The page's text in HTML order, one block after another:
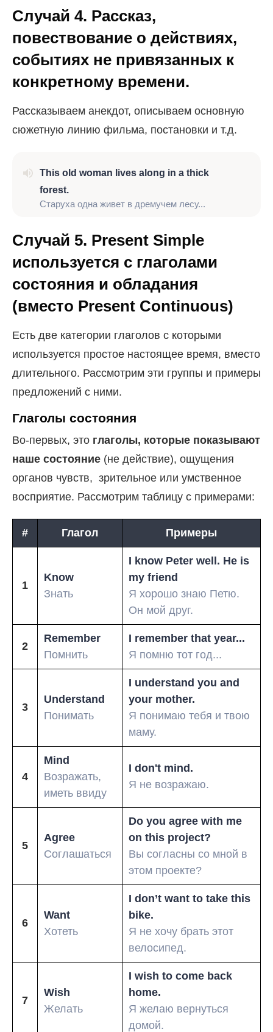
Случай 4. Рассказ,
повествование о действиях,
событиях не привязанных к
конкретному времени.
Рассказываем анекдот, описываем основную
сюжетную линию фильма, постановки и т.д.
This old woman lives along in a thick
forest.
Старуха одна живет в дремучем лесу...
Случай 5. Present Simple
используется с глаголами
состояния и обладания
(вместо Present Continuous)
Есть две категории глаголов с которыми
используется простое настоящее время, вместо
длительного. Рассмотрим эти группы и примеры
предложений с ними.
Глаголы состояния
Во-первых, это глаголы, которые показывают
наше состояние (не действие), ощущения
органов чувств, зрительное или умственное
восприятие. Рассмотрим таблицу с примерами:
# Глагол Примеры
1
Know
Знать
I know Peter well. He is
my friend
Я хорошо знаю Петю.
Он мой друг.
2
Remember
Помнить
I remember that year...
Я помню тот год...
3
Understand
Понимать
I understand you and
your mother.
Я понимаю тебя и твою
маму.
4
Mind
Возражать,
иметь ввиду
I don't mind.
Я не возражаю.
5
Agree
Соглашаться
Do you agree with me
on this project?
Вы согласны со мной в
этом проекте?
6
Want
Хотеть
I don’t want to take this
bike.
Я не хочу брать этот
велосипед.
7
Wish
Желать
I wish to come back
home.
Я желаю вернуться
домой.